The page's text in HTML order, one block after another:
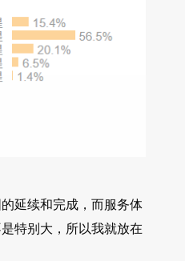
延续和完成，而服务体
特别大，所以我就放在